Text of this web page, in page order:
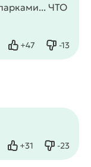
ЧТО
+47
Нравится -13
Не
+31
Нравится -23
Не